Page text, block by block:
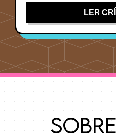
LER